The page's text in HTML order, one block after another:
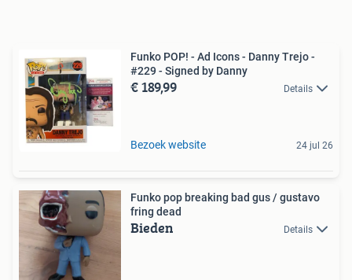
Funko POP! - Ad Icons - Danny Trejo -
#229 - Signed by Danny
€ 189,99 Details
Bezoek website 24 jul 26
Funko pop breaking bad gus / gustavo
fring dead
Bieden Details